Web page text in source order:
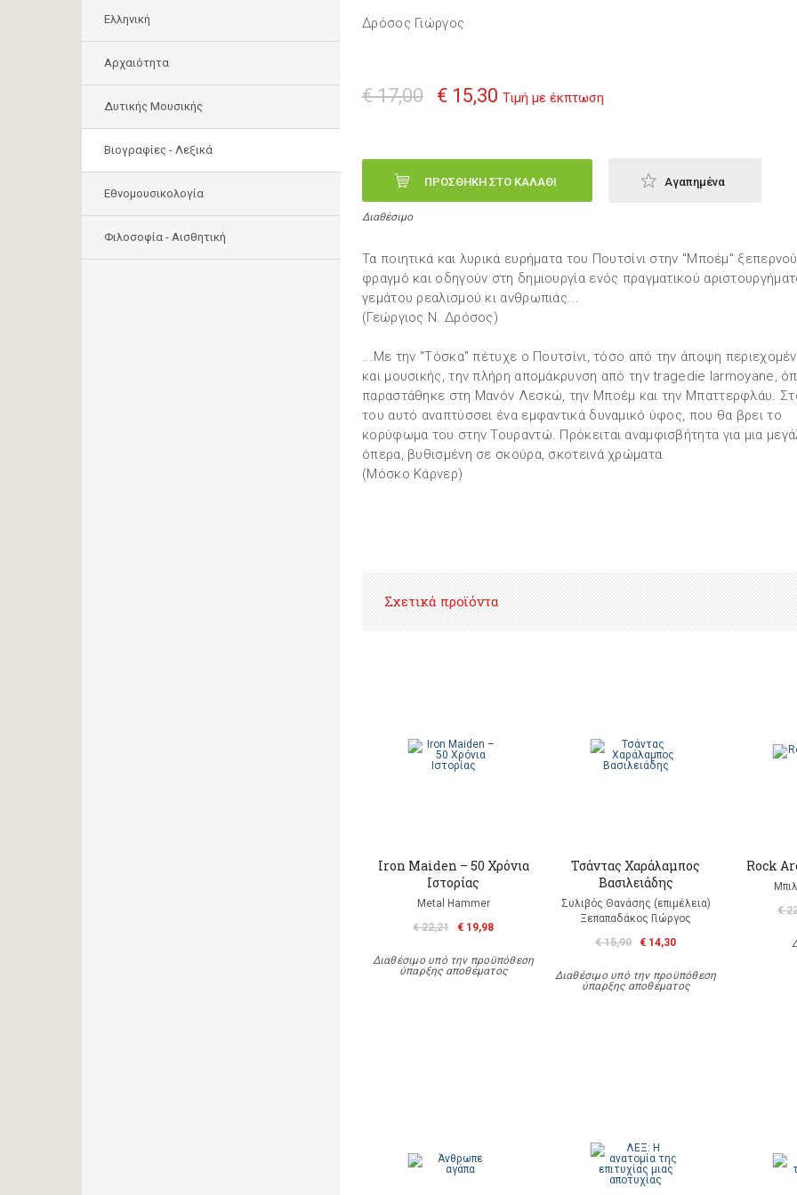
Ελληνική
Αρχαιότητα
Δυτικής Μουσικής
Βιογραφίες - Λεξικά
Εθνομουσικολογία
Φιλοσοφία - Αισθητική
Δρόσος Γιώργος
€ 17,00 € 15,30 Τιμή με έκπτωση
ΠΡΟΣΘΗΚΗ ΣΤΟ ΚΑΛΑΘΙ Αγαπημένα
Διαθέσιμο
Τα ποιητικά και λυρικά ευρήματα του Πουτσίνι στην "Μποέμ"
φραγμό και οδηγούν στη δημιουργία ενός πραγματικού
γεμάτου ρεαλισμού κι ανθρωπιάς...
(Γεώργιος Ν. Δρόσος)
...Με την "Τόσκα" πέτυχε ο Πουτσίνι, τόσο από την άποψη
και μουσικής, την πλήρη απομάκρυνση από την tragedie larmoyane,
παραστάθηκε στη Μανόν Λεσκώ, την Μποέμ και την Μπαττερφλάυ.
του αυτό αναπτύσσει ένα εμφαντικά δυναμικό ύφος, που θα βρει το
κορύφωμα του στην Τουραντώ. Πρόκειται αναμφισβήτητα για μια
όπερα, βυθισμένη σε σκούρα, σκοτεινά χρώματα.
(Mόσκο Κάρνερ)
Σχετικά προϊόντα
Iron Maiden – 50 Χρόνια
Ιστορίας
Metal Hammer
€ 22,21
€ 19,98
Διαθέσιμο υπό την προϋπόθεση
ύπαρξης αποθέματος
Τσάντας Χαράλαμπος
Βασιλειάδης
Συλιβός Θανάσης (επιμέλεια)
Ξεπαπαδάκος Γιώργος
€ 15,90
€ 14,30
Διαθέσιμο υπό την προϋπόθεση
ύπαρξης αποθέματος
Rock
€